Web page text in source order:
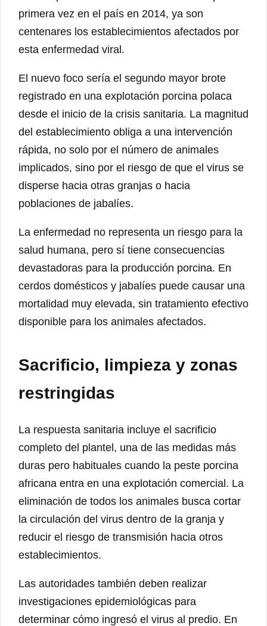
primera vez en el país en 2014, ya son
centenares los establecimientos afectados por
esta enfermedad viral.
El nuevo foco sería el segundo mayor brote
registrado en una explotación porcina polaca
desde el inicio de la crisis sanitaria. La magnitud
del establecimiento obliga a una intervención
rápida, no solo por el número de animales
implicados, sino por el riesgo de que el virus se
disperse hacia otras granjas o hacia
poblaciones de jabalíes.
La enfermedad no representa un riesgo para la
salud humana, pero sí tiene consecuencias
devastadoras para la producción porcina. En
cerdos domésticos y jabalíes puede causar una
mortalidad muy elevada, sin tratamiento efectivo
disponible para los animales afectados.
Sacrificio, limpieza y zonas
restringidas
La respuesta sanitaria incluye el sacrificio
completo del plantel, una de las medidas más
duras pero habituales cuando la peste porcina
africana entra en una explotación comercial. La
eliminación de todos los animales busca cortar
la circulación del virus dentro de la granja y
reducir el riesgo de transmisión hacia otros
establecimientos.
Las autoridades también deben realizar
investigaciones epidemiológicas para
determinar cómo ingresó el virus al predio. En